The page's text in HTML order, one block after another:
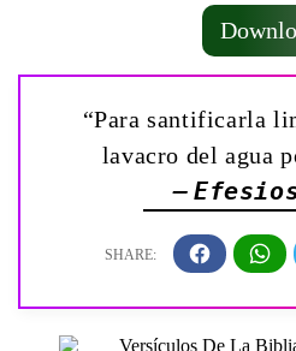
“Para santificarla
lavacro del agua
—